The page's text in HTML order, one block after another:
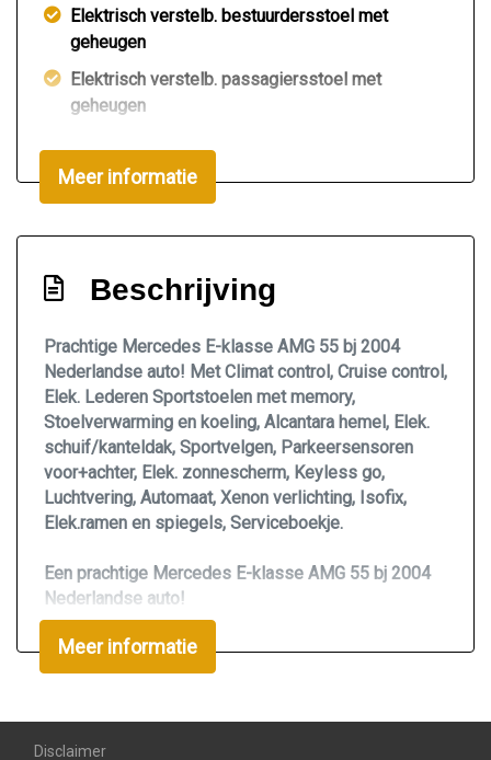
Elektrisch verstelb. bestuurdersstoel met
geheugen
Elektrisch verstelb. passagiersstoel met
geheugen
Elektrische ramen voor en achter
Lederen bekleding
Luxe lederen bekleding
Motorrestwarmte-installatie
Passagiersstoel in hoogte verstelbaar
Sportstoelen voor
Sportstuur
Stuur en versnellingspook (kunst)leder
Stuur leder
Meer informatie
Beschrijving
Prachtige Mercedes E-klasse AMG 55 bj 2004
Nederlandse auto! Met Climat control, Cruise control,
Elek. Lederen Sportstoelen met memory,
Stoelverwarming en koeling, Alcantara hemel, Elek.
schuif/kanteldak, Sportvelgen, Parkeersensoren
voor+achter, Elek. zonnescherm, Keyless go,
Luchtvering, Automaat, Xenon verlichting, Isofix,
Elek.ramen en spiegels, Serviceboekje.
Een prachtige Mercedes E-klasse AMG 55 bj 2004
Nederlandse auto!
Uitgevoerd met nagenoeg alle opties
waaronder: Climat control, Cruise control, Elek.
Lederen Sportstoelen met memory,
schuif/kanteldak, Sportvelgen, Parkeersensoren
voor+achter, Elek. zonnescherm, Keyless go,
Meer informatie
Disclaimer